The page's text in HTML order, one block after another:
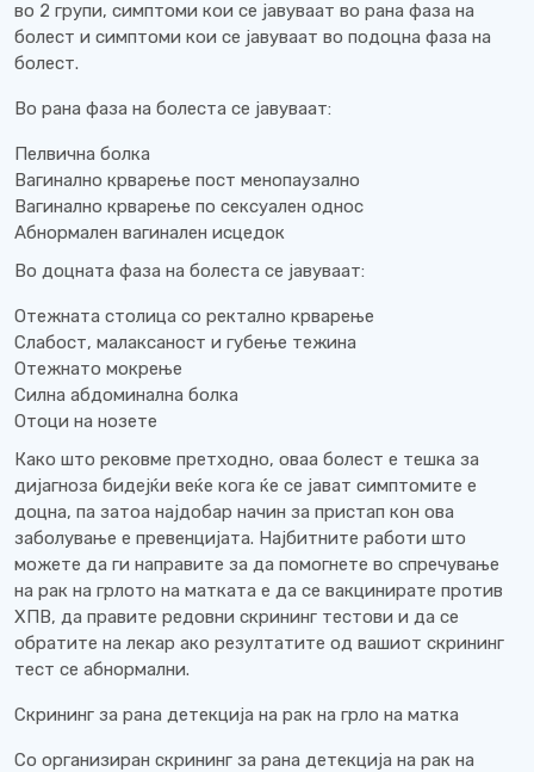
во 2 групи, симптоми кои се јавуваат во рана фаза на
болест и симптоми кои се јавуваат во подоцна фаза на
болест.
Во рана фаза на болеста се јавуваат:
Пелвична болка
Вагинално крварење пост менопаузално
Вагинално крварење по сексуален однос
Абнормален вагинален исцедок
Во доцната фаза на болеста се јавуваат:
Отежната столица со ректално крварење
Слабост, малаксаност и губење тежина
Отежнато мокрење
Силна абдоминална болка
Отоци на нозете
Како што рековме претходно, оваа болест е тешка за
дијагноза бидејќи веќе кога ќе се јават симптомите е
доцна, па затоа најдобар начин за пристап кон ова
заболување е превенцијата. Најбитните работи што
можете да ги направите за да помогнете во спречување
на рак на грлото на матката е да се вакцинирате против
ХПВ, да правите редовни скрининг тестови и да се
обратите на лекар ако резултатите од вашиот скрининг
тест се абнормални.
Скрининг за рана детекција на рак на грло на матка
Со организиран скрининг за рана детекција на рак на